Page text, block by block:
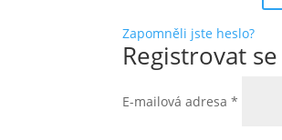
Zapomněli jste heslo?
Registrovat se
E-mailová adresa*